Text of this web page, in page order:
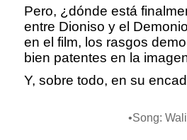
Pero, ¿dónde está
entre Dioniso y el
en el film, los rasgos
bien patentes en la
Y, sobre todo, en su
•Song: